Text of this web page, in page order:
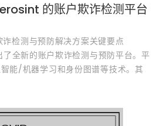
的账户欺诈检测平台
检测与预防解决方案关键要点
全新的账户欺诈检测与预防平台。平
能/机器学习和身份图谱等技术。其